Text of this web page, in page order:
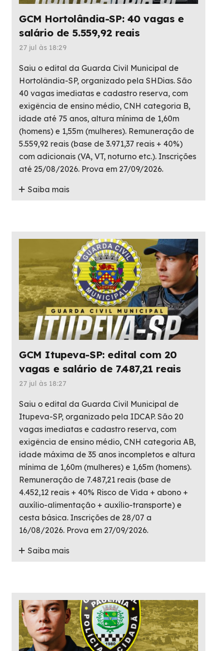
GCM Hortolândia-SP: 40 vagas e
salário de 5.559,92 reais
27 jul às 18:29
Saiu o edital da Guarda Civil Municipal de
Hortolândia-SP, organizado pela SHDias. São
40 vagas imediatas e cadastro reserva, com
exigência de ensino médio, CNH categoria B,
idade até 75 anos, altura mínima de 1,60m
(homens) e 1,55m (mulheres). Remuneração de
5.559,92 reais (base de 3.971,37 reais + 40%)
com adicionais (VA, VT, noturno etc.). Inscrições
até 25/08/2026. Prova em 27/09/2026.
Saiba mais
GCM Itupeva-SP: edital com 20
vagas e salário de 7.487,21 reais
27 jul às 18:27
Saiu o edital da Guarda Civil Municipal de
Itupeva-SP, organizado pela IDCAP. São 20
vagas imediatas e cadastro reserva, com
exigência de ensino médio, CNH categoria AB,
idade máxima de 35 anos incompletos e altura
mínima de 1,60m (mulheres) e 1,65m (homens).
Remuneração de 7.487,21 reais (base de
4.452,12 reais + 40% Risco de Vida + abono +
auxílio-alimentação + auxílio-transporte) e
cesta básica. Inscrições de 28/07 a
16/08/2026. Prova em 27/09/2026.
Saiba mais